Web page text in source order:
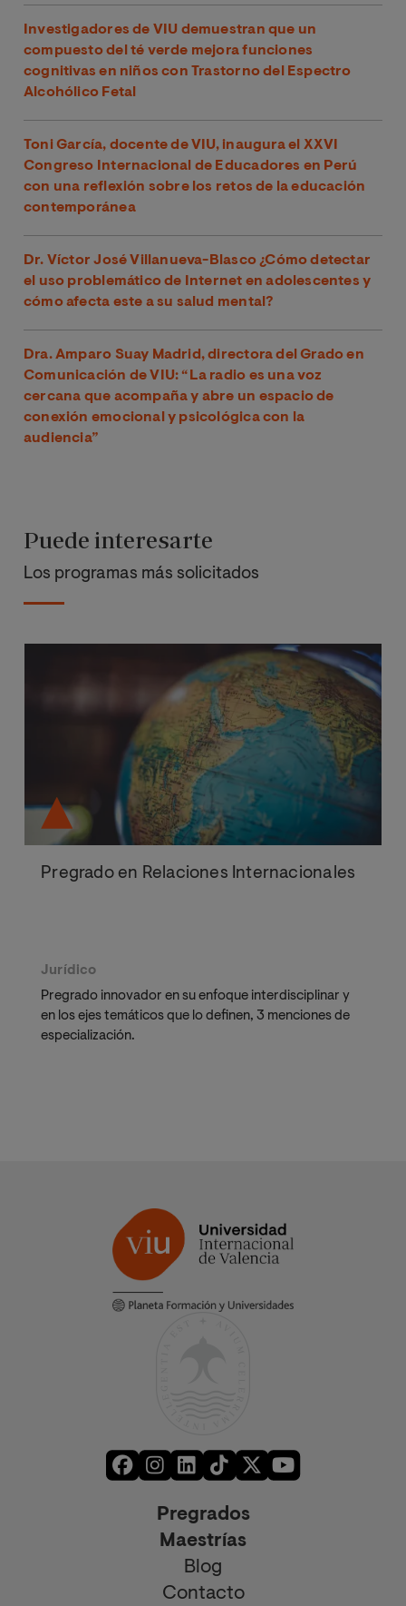
Investigadores de VIU demuestran que un
compuesto del té verde mejora funciones
cognitivas en niños con Trastorno del Espectro
Alcohólico Fetal
Toni García, docente de VIU, inaugura el XXVI
Congreso Internacional de Educadores en Perú
con una reflexión sobre los retos de la educación
contemporánea
Dr. Víctor José Villanueva-Blasco ¿Cómo detectar
el uso problemático de Internet en adolescentes y
cómo afecta este a su salud mental?
Dra. Amparo Suay Madrid, directora del Grado en
Comunicación de VIU: “La radio es una voz
cercana que acompaña y abre un espacio de
conexión emocional y psicológica con la
audiencia”
Puede interesarte
Los programas más solicitados
Pregrado en Relaciones Internacionales
Jurídico
Pregrado innovador en su enfoque interdisciplinar y
en los ejes temáticos que lo definen, 3 menciones de
especialización.
Pregrados
Maestrías
Blog
Contacto